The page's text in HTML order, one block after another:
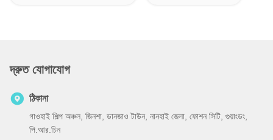
দ্রুত যোগাযোগ
ঠিকানা
গাওহাই শিল্প অঞ্চল, জিনশা, ডানজাও টাউন, নানহাই জেলা, ফোশন সিটি, গুয়াংডং,
পি.আর.চিন